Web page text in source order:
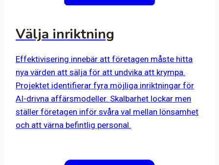
Välja inriktning
Effektivisering innebär att företagen måste hitta
nya värden att sälja för att undvika att krympa.
Projektet identifierar fyra möjliga inriktningar för
AI-drivna affärsmodeller. Skalbarhet lockar men
ställer företagen inför svåra val mellan lönsamhet
och att värna befintlig personal.